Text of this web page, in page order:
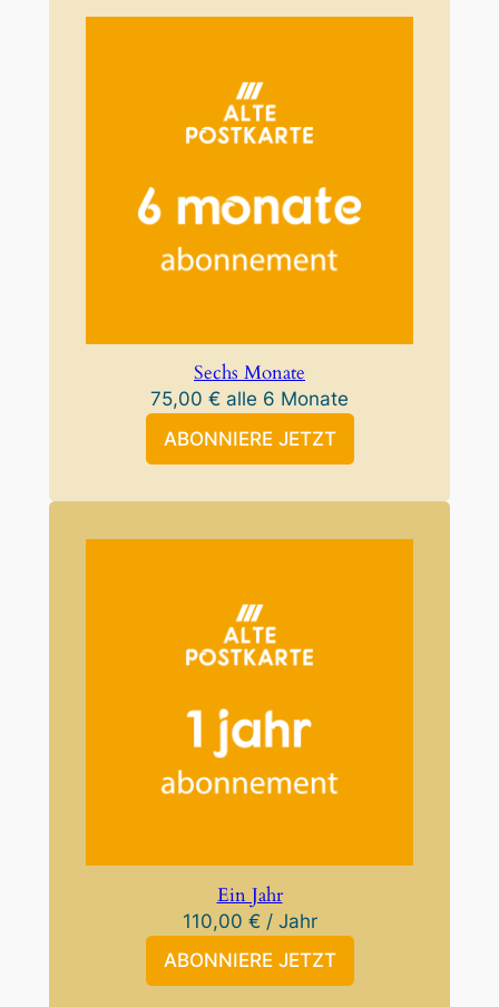
Sechs Monate
75,00 € alle 6 Monate
ABONNIERE JETZT
Ein Jahr
110,00 € / Jahr
ABONNIERE JETZT